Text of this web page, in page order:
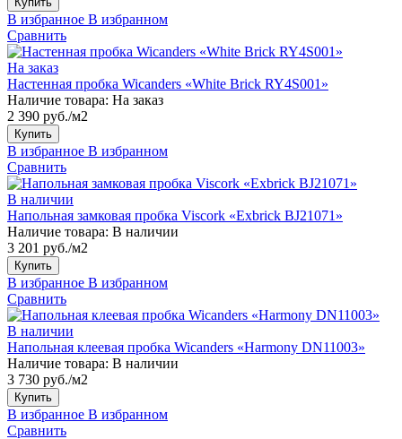
В избранное В избранном
Сравнить
На заказ
Настенная пробка Wicanders «White Brick RY4S001»
Наличие товара: На заказ
2 390 руб./м2
Купить
В избранное В избранном
Сравнить
В наличии
Напольная замковая пробка Viscork «Exbrick BJ21071»
Наличие товара: В наличии
3 201 руб./м2
Купить
В избранное В избранном
Сравнить
В наличии
Напольная клеевая пробка Wicanders «Harmony DN11003»
Наличие товара: В наличии
3 730 руб./м2
Купить
В избранное В избранном
Сравнить